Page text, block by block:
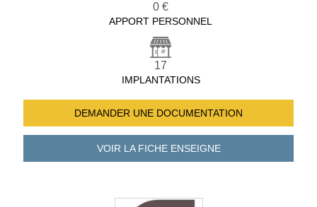
0 €
APPORT PERSONNEL
17
IMPLANTATIONS
DEMANDER UNE DOCUMENTATION
VOIR LA FICHEENSEIGNE